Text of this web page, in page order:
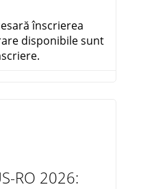
înscrierea
disponibile sunt
RO 2026: